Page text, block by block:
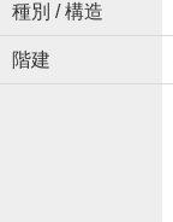
種別 / 構造
階建